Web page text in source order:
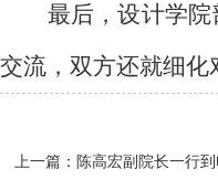
最后，设计学
交流，双方还就细
上一篇：陈高宏副院长一行